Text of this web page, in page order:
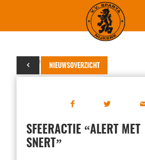
NIEUWSOVERZICHT
11 december 2015
SFEERACTIE “ALERT MET
SNERT ”